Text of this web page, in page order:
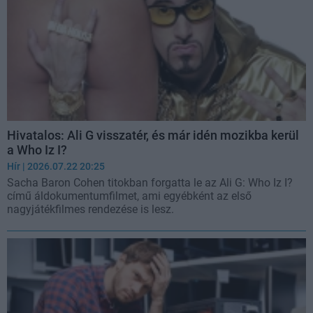
Hivatalos: Ali G visszatér, és már idén mozikba kerül
a Who Iz I?
Hír | 2026.07.22 20:25
Sacha Baron Cohen titokban forgatta le az Ali G: Who Iz I?
című áldokumentumfilmet, ami egyébként az első
nagyjátékfilmes rendezése is lesz.